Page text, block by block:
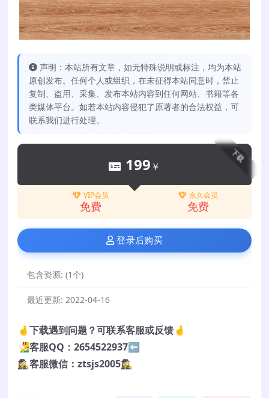
声明：本站所有文章，如无特殊说明或标注，均为本站
原创发布。任何个人或组织，在未征得本站同意时，禁止
复制、盗用、采集、发布本站内容到任何网站、书籍等各
类媒体平台。如若本站内容侵犯了原著者的合法权益，可
联系我们进行处理。
下载
199 ￥
VIP会员
免费
永久会员
免费
登录后购买
包含资源: (1个)
最近更新: 2022-04-16
🤞下载遇到问题？可联系客服或反馈🤞
🧏‍♂️客服QQ：2654522937⬅️
🕵️‍♀️客服微信：ztsjs2005🕵️‍♀️